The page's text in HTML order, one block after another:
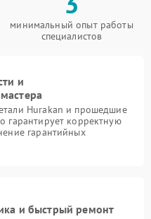
минимальный опыт работы
специалистов
и
Hurakan и прошедшие
гарантирует корректную
гарантийных
и быстрый ремонт